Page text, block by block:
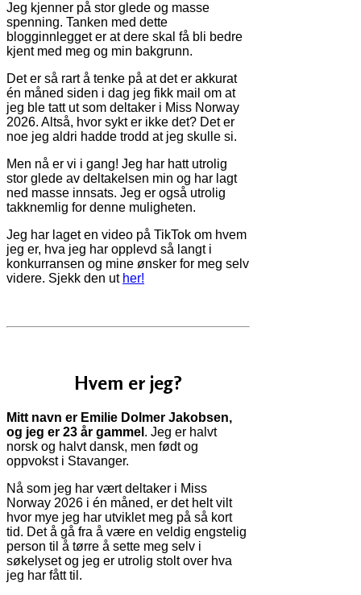
Jeg kjenner på stor glede og masse
spenning. Tanken med dette
blogginnlegget er at dere skal få bli bedre
kjent med meg og min bakgrunn.
Det er så rart å tenke på at det er akkurat
én måned siden i dag jeg fikk mail om at
jeg ble tatt ut som deltaker i Miss Norway
2026. Altså, hvor sykt er ikke det? Det er
noe jeg aldri hadde trodd at jeg skulle si.
Men nå er vi i gang! Jeg har hatt utrolig
stor glede av deltakelsen min og har lagt
ned masse innsats. Jeg er også utrolig
takknemlig for denne muligheten.
Jeg har laget en video på TikTok om hvem
jeg er, hva jeg har opplevd så langt i
konkurransen og mine ønsker for meg selv
videre. Sjekk den ut her!
Hvem er jeg?
Mitt navn er Emilie Dolmer Jakobsen,
og jeg er 23 år gammel . Jeg er halvt
norsk og halvt dansk, men født og
oppvokst i Stavanger.
Nå som jeg har vært deltaker i Miss
Norway 2026 i én måned, er det helt vilt
hvor mye jeg har utviklet meg på så kort
tid. Det å gå fra å være en veldig engstelig
person til å tørre å sette meg selv i
søkelyset og jeg er utrolig stolt over hva
jeg har fått til.